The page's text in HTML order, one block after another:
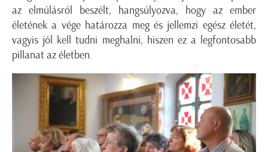
az elmúlásról beszélt, hangsúlyozva, hogy az ember
életének a vége határozza meg és jellemzi egész életét,
vagyis jól kell tudni meghalni, hiszen ez a legfontosabb
pillanat az életben.